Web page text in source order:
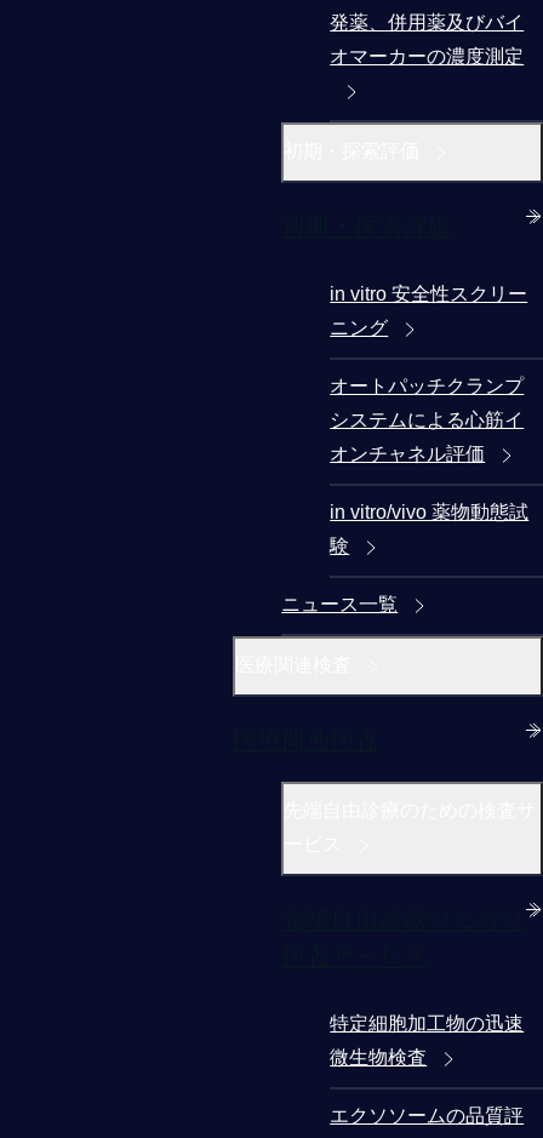
発薬、併用薬及びバイ
オマーカーの濃度測定
in vitro 安全性スクリー
ニング
オートパッチクランプ
システムによる心筋イ
オンチャネル評価
in vitro/vivo 薬物動態試
験
ニュース一覧
特定細胞加工物の迅速
微生物検査
エクソソームの品質評